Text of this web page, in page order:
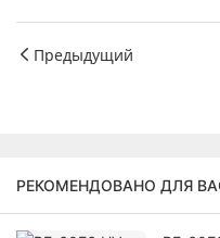
Предыдущий
РЕКОМЕНДОВАНО ДЛЯ